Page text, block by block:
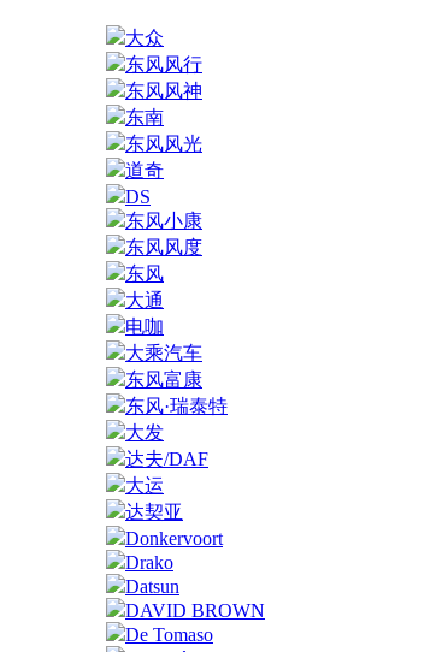
大众
东风风行
东风风神
东南
东风风光
道奇
DS
东风小康
东风风度
东风
大通
电咖
大乘汽车
东风富康
东风·瑞泰特
大发
达夫/DAF
大运
达契亚
Donkervoort
Drako
Datsun
DAVID BROWN
De Tomaso